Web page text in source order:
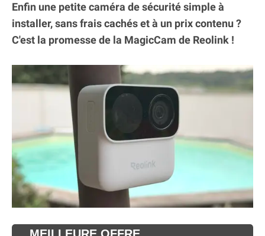
Enfin une petite caméra de sécurité simple à
installer, sans frais cachés et à un prix contenu ?
C'est la promesse de la MagicCam de Reolink !